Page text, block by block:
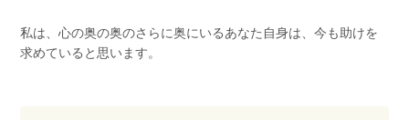
私は、心の奥の奥のさらに奥にいるあなた自身は、今も助けを
求めていると思います。